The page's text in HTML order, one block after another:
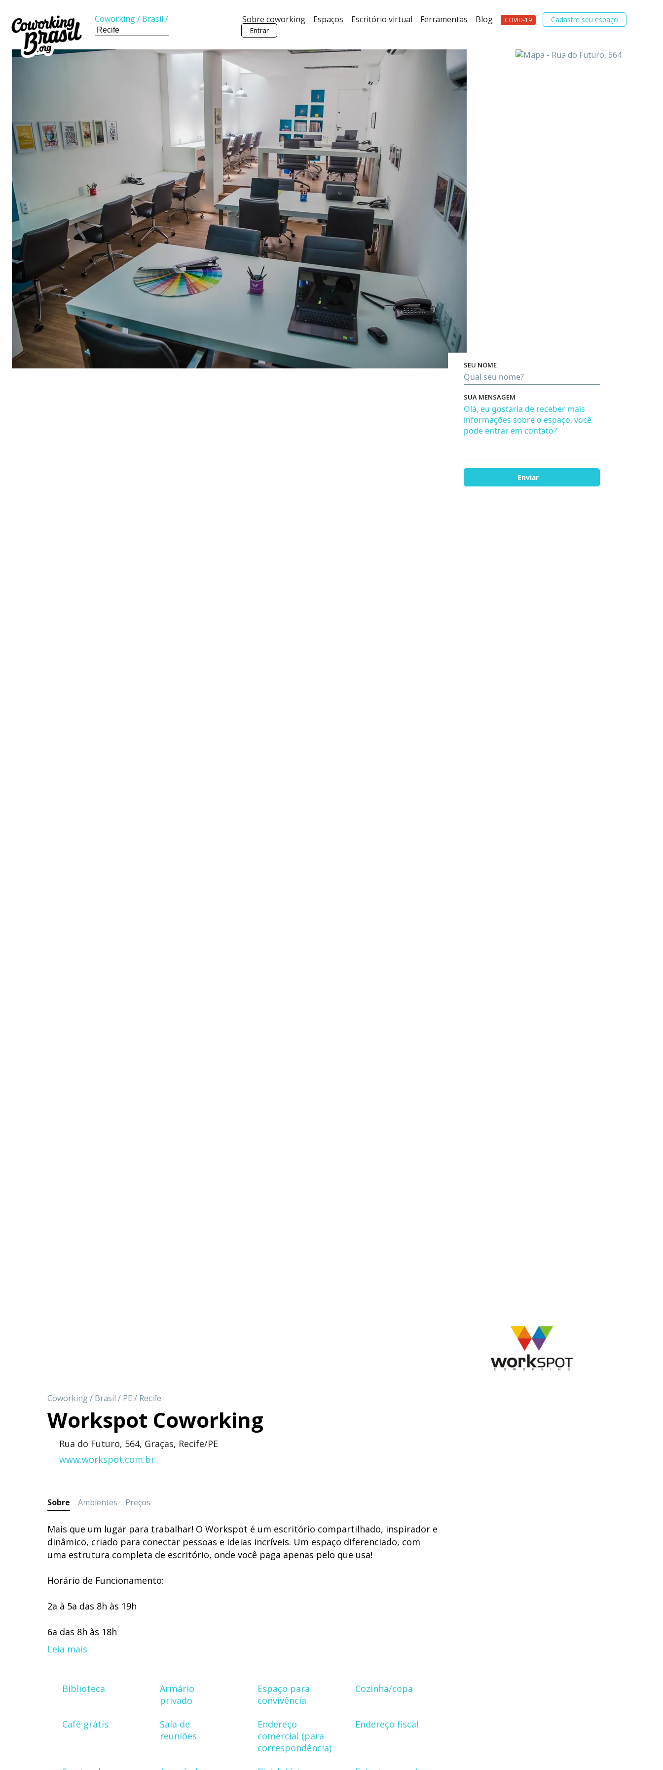
Sobre coworking Espaços Escritório virtual Ferramentas Blog COVID-19
Cadastre seu espaço
Entrar
Coworking/ Brasil /
SEU NOME
SUA MENSAGEM
Enviar
Coworking/ Brasil / PE / Recife
Workspot Coworking
Rua do Futuro, 564, Graças, Recife/PE
www.workspot.com.br
Sobre Ambientes Preços
Mais que um lugar para trabalhar! O Workspot é um escritório compartilhado, inspirador e
dinâmico, criado para conectar pessoas e ideias incríveis. Um espaço diferenciado, com
uma estrutura completa de escritório, onde você paga apenas pelo que usa!
Horário de Funcionamento:
2a à 5a das 8h às 19h
6a das 8h às 18h
Leia mais
Biblioteca
Armário
privado
Espaço para
convivência
Cozinha/copa
Café grátis
Sala de
reuniões
Endereço
comercial (para
correspondência)
Endereço fiscal